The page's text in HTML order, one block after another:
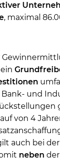
, maximal
ein
Bank- und
von 4
auch bei
neben der